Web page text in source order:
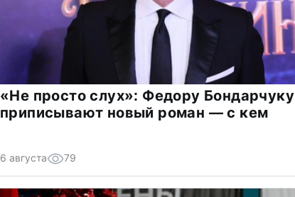
«Не просто слух»: Федору Бондарчуку
приписывают новый роман — с кем
6 августа 79